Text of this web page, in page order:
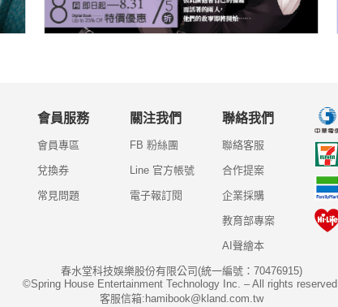
會員服務
會員專區
兌換券
常見問題
關注我們
FB 粉絲團
Line 官方帳號
電子報訂閱
聯絡我們
聯絡客服
合作提案
企業採購
教育部專案
AI聲繪本
春水堂科技娛樂股份有限公司(統一編號：70476915)
©Spring House Entertainment Technology Inc. – All rights reserved.
客服信箱:hamibook@kland.com.tw